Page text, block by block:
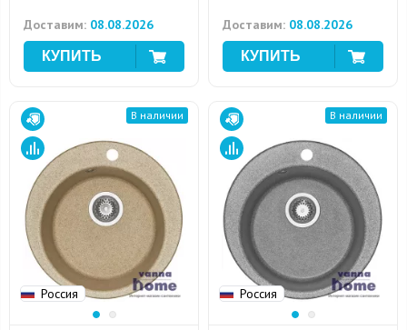
Доставим: 08.08.2026 Доставим: 08.08.2026
Россия
В наличии
Россия
В наличии